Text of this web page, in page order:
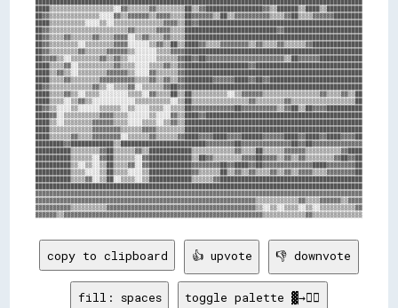
████▒▒▒▒▒▒▒▒▒▒▒▒▒▒▒▒▒▒░░▓▓▒▒▒▒▒▒▓▓▒▒▒▒▒▒▒▒██▒▒▓▓████████████████▓▓▒▒██████▒▒████▒▒██████████
██▓▓▒▒▒▒▒▒▒▒▒▒▒▒▒▒░░░░▓▓▒▒▓▓▓▓▓▓▒▒▓▓▓▓▒▒▒▒██▓▓▓▓▓▓▒▒██▒▒▓▓▓▓▓▓▓▓▓▓▒▒▒▒▓▓██▒▒▒▒▓▓▓▓▓▓████████
████▒▒▒▒▒▒▒▒▒▒░░░░▒▒░░▒▒▒▒▒▒▒▒▒▒▒▒▒▒▓▓▓▓▒▒██▓▓██████████████████████████████████████████████
██▓▓▒▒▒▒▒▒▒▒▒▒▒▒▒▒▒▒▒▒▒▒▒▒▓▓▒▒▒▒▒▒▓▓▓▓▒▒▒▒██████████████████████████▓▓██████████████████████
██▓▓▒▒▒▒▓▓▒▒▒▒▒▒▓▓▒▒▒▒▓▓▓▓░░▒▒▓▓▒▒▒▒▓▓▒▒▒▒██████████████████████████████████████████████████
██▓▓▒▒▒▒▒▒▒▒░░▒▒▒▒▒▒▒▒▓▓▓▓░░░░░░▒▒▓▓▒▒██▒▒████▓▓▒▒▒▒▓▓▓▓▓▓▓▓▒▒▓▓▒▒▒▒▓▓▒▒▒▒▒▒▓▓██████████████
██▓▓▒▒▒▒▒▒▒▒▓▓▒▒▒▒▒▒▓▓▓▓▓▓▒▒░░░░░░▒▒▒▒▓▓▓▓██████████████████████████████████████████████████
██▓▓▓▓▒▒░░▒▒▒▒▒▒▒▒▓▓▒▒▓▓▒▒░░░░░░░░▒▒▒▒▒▒▓▓██▓▓██▓▓▓▓▓▓▓▓▓▓▓▓▓▓▓▓▓▓▓▓▓▓▒▒██▓▓▓▓▓▓████████████
████▒▒▒▒▓▓░░▒▒▒▒▒▒▒▒▒▒▓▓▒▒▒▒░░░░▒▒▒▒▓▓▒▒▓▓██████████████████▓▓██████████████████████████████
████▒▒▓▓▒▒░░▒▒▒▒▒▒▒▒▓▓▓▓▓▓▒▒░░░░▓▓▒▒▒▒▒▒▓▓██████████████████████████████████████████████████
████▒▒▒▒▓▓▒▒▒▒▒▒▒▒▓▓▓▓▓▓▓▓▓▓▒▒▒▒▓▓▒▒▓▓▒▒▓▓████████▓▓▓▓▓▓████▓▓██▓▓██████████████████████████
██▓▓▒▒▒▒▒▒▒▒▒▒▒▒▓▓▒▒░░▒▒▒▒▓▓░░▒▒▒▒▒▒▓▓██▓▓██████████████████████████████████████████████████
████▒▒▒▒▓▓▒▒░░▒▒▒▒░░░░░░░░▒▒▒▒░░▓▓▒▒▒▒██▒▒██▒▒▒▒▒▒▒▒▒▒░░▒▒▓▓▓▓▓▓▒▒▒▒▒▒▒▒▒▒▒▒▒▒▒▒▓▓▒▒▒▒▓▓▒▒██
████▒▒▒▒░░▒▒▓▓▒▒░░░░░░░░░░░░▒▒▒▒▒▒▒▒▒▒░░▒▒██▒▒▒▒▒▒▒▒▒▒▒▒▒▒▒▒▓▓▒▒▒▒▒▒▒▒▓▓▒▒▒▒▒▒▒▒▒▒▒▒▒▒▒▒▒▒██
██▓▓▒▒░░░░▒▒░░░░░░▒▒▒▒▒▒░░▒▒░░░░▒▒▒▒░░▒▒▒▒██▓▓▓▓▓▓▓▓▓▓▓▓██▓▓▓▓▓▓▓▓▓▓▒▒▓▓██▒▒██▓▓▓▓██████████
████▓▓░░▒▒▒▒▒▒▒▒▒▒▓▓▓▓▒▒▒▒░░░░░░▒▒░░░░▓▓▒▒████▓▓████████████████████████████████████████████
████▒▒░░▒▒▒▒▒▒▒▒▓▓▓▓▓▓▒▒▒▒░░░░▒▒▒▒░░▒▒▓▓▒▒██████████████████████████████████████████████████
████▒▒▒▒▒▒▒▒▒▒▒▒▓▓▓▓▓▓▓▓▒▒▒▒▒▒▓▓▓▓▒▒▒▒▒▒▒▒██████████████████████████████████████████████████
████▒▒▒▒▒▒▓▓▒▒▒▒▓▓▓▓▓▓▓▓░░▒▒▒▒▒▒▓▓▒▒▒▒▒▒▓▓████▓▓▓▓████▓▓▓▓██████▓▓▓▓▓▓████▓▓████▓▓████▓▓▓▓██
████████▓▓████████████▒▒████████████████████████▓▓▓▓▓▓▓▓██▓▓▓▓▓▓▓▓▓▓▓▓▓▓██▓▓██▓▓▓▓▓▓▓▓▓▓▓▓▓▓
██████████▒▒▒▒▒▒▒▒▓▓██▒▒▒▒▒▒▓▓▒▒████████████▒▒▒▒▒▒▒▒▒▒▒▒▓▓▒▒▒▒██▒▒▒▒▒▒▓▓▓▓▓▓▒▒▒▒▒▒▒▒▒▒▓▓████
██████████▒▒▒▒▒▒░░▓▓██▒▒▒▒▒▒░░▓▓████████████▒▒██▓▓▒▒▒▒▒▒▒▒▓▓▓▓██▓▓▓▓▒▒▓▓▒▒▓▓▒▒▒▒▒▒▒▒▓▓██▓▓██
██████████▒▒░░▒▒░░▒▒██▒▒▒▒▓▓░░▓▓████████████▓▓▓▓▓▓▓▓██▓▓████▓▓██▓▓▓▓▓▓▓▓▓▓▓▓▓▓████▓▓▓▓▓▓▓▓██
██████████▒▒▒▒░░░░▒▒██▒▒▒▒░░░░▒▒████████████▓▓▒▒▒▒▒▒██▒▒▓▓▒▒▓▓▒▒▒▒▓▓▒▒▓▓▒▒▓▓▓▓▒▒▒▒▓▓▓▓▓▓▓▓██
██████████▒▒▒▒▓▓░░▒▒██░░▒▒▒▒░░▒▒████████████▒▒▒▒▒▒▓▓████████████████████████████████████████
▓▓▓▓▓▓▓▓▓▓▓▓▓▓▓▓▓▓▓▓▓▓▓▓▓▓▓▓▓▓▓▓▓▓▓▓▓▓▓▓▓▓▓▓▓▓▓▓▓▓▓▓▓▓▓▓▓▓▓▓▓▓▓▓▓▓▓▓▓▓▓▓▓▓▓▓▓▓▓▓▓▓▓▓▓▓▓▓▓▓▓▓
▓▓▓▓▓▓▓▓▓▓▓▓▓▓▓▓▓▓▓▓▓▓▓▓▓▓▓▓▓▓▓▓▓▓▓▓▓▓▓▓▓▓▓▓▓▓▓▓▓▓▓▓▓▓▓▓▓▓▓▓▓▓▒▒▒▒▒▒▒▒▒▒▒▒▓▓▒▒▒▒▓▓▓▓▓▓▒▒▓▓▓▓
▓▓▓▓▓▓▓▓▓▓▒▒▒▒▒▒▒▒▒▒▓▓▓▓▓▓▓▓▓▓▓▓▓▓▓▓▓▓▓▓▓▓▓▓▓▓▓▓▓▓▓▓▓▓▓▓▓▓▓▓▓▓▒▒░░▒▒░░▒▒▒▒░░▒▒░░▒▒▒▒▒▒▒▒▒▒▓▓
copy to clipboard 👍 upvote 👎 downvote
fill: spaces toggle palette ▓→✊🏽